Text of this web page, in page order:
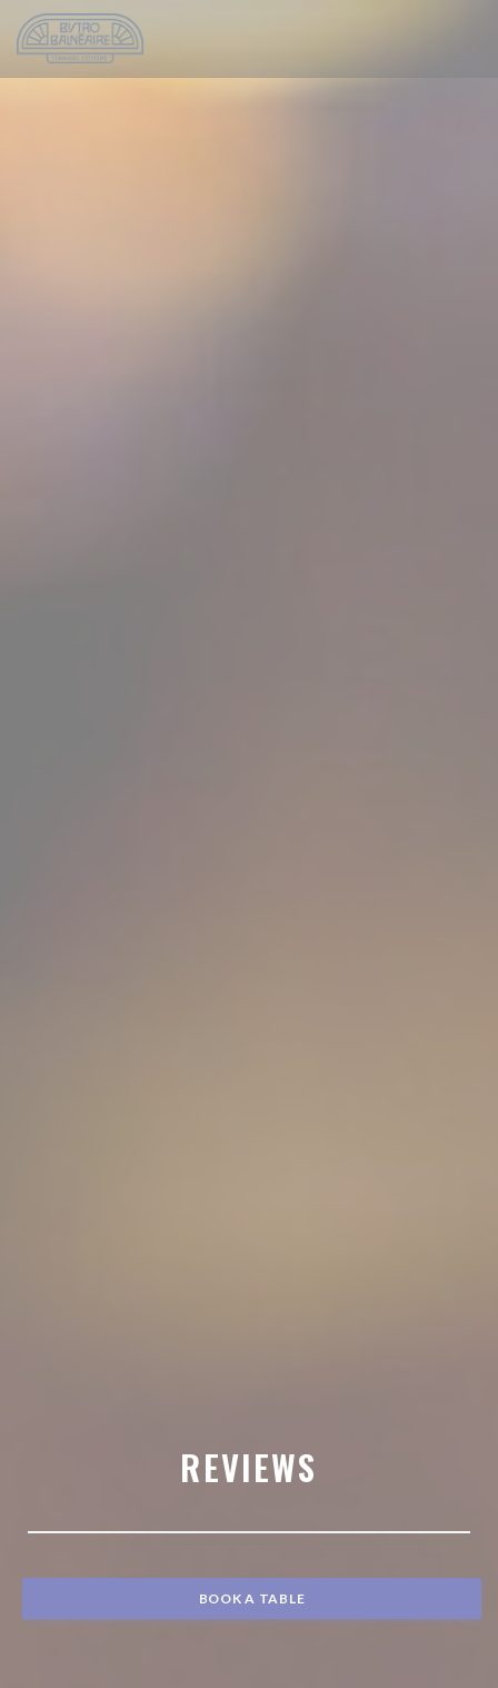
Personalizing your cookie choices
REVIEWS
BOOK A TABLE